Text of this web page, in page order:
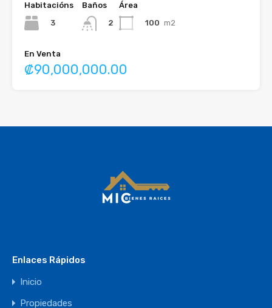
Habitacións
3
Baños
2
Área
100 m2
En Venta
₡90,000,000.00
Enlaces Rápidos
Inicio
Propiedades